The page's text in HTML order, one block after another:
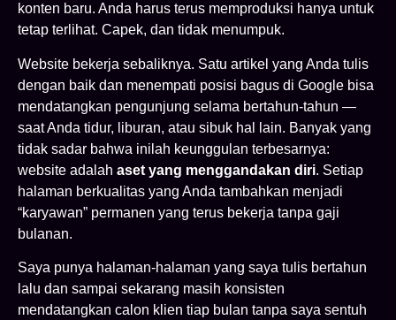
konten baru. Anda harus terus memproduksi hanya untuk
tetap terlihat. Capek, dan tidak menumpuk.
Website bekerja sebaliknya. Satu artikel yang Anda tulis
dengan baik dan menempati posisi bagus di Google bisa
mendatangkan pengunjung selama bertahun-tahun —
saat Anda tidur, liburan, atau sibuk hal lain. Banyak yang
tidak sadar bahwa inilah keunggulan terbesarnya:
website adalah aset yang menggandakan diri. Setiap
halaman berkualitas yang Anda tambahkan menjadi
“karyawan” permanen yang terus bekerja tanpa gaji
bulanan.
Saya punya halaman-halaman yang saya tulis bertahun
lalu dan sampai sekarang masih konsisten
mendatangkan calon klien tiap bulan tanpa saya sentuh